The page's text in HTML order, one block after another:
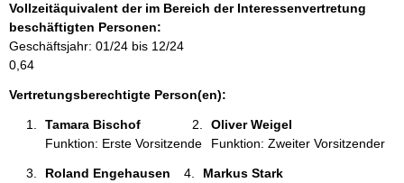
t
i
o
n
e
Vollzeitäquivalent der im Bereich der Interessenvertretung
beschäftigten Personen:
Geschäftsjahr: 01/24 bis 12/24
0,64
Vertretungsberechtigte Person(en):
Tamara Bischof
Funktion: Erste Vorsitzende
Oliver Weigel
Funktion: Zweiter Vorsitzender
Roland Engehausen
Markus Stark